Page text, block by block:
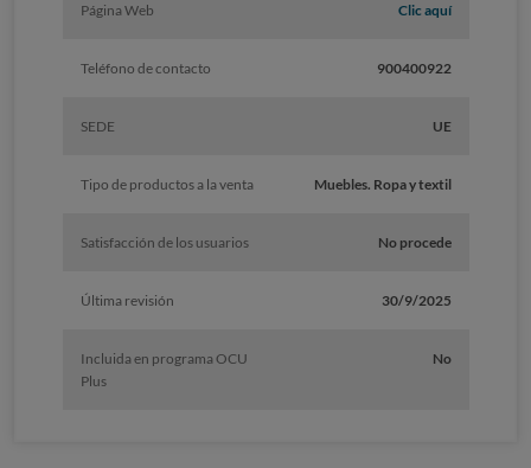
Página Web Clic aquí
Teléfono de contacto 900400922
SEDE UE
Tipo de productos a la venta Muebles. Ropa y textil
Satisfacción de los usuarios No procede
Última revisión 30/9/2025
Incluida en programa OCU
Plus
No